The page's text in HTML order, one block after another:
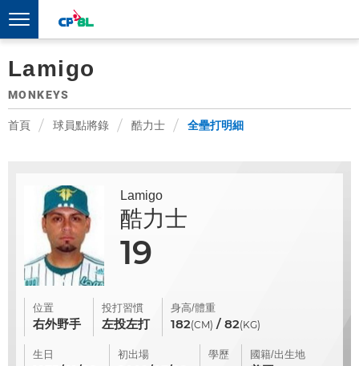
Lamigo
MONKEYS
首頁 球員點將錄 酷力士 全壘打明細
Lamigo
酷力士
19
位置
右外野手
投打習慣
左投左打
身高/體重
182(CM) / 82(KG)
生日 初出場 學歷 國籍/出生地